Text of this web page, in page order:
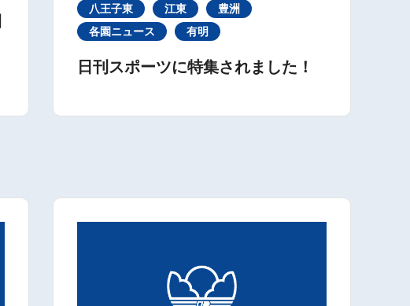
八王子東
江東
豊洲
各園ニュース
有明
日刊スポーツに特集されました！